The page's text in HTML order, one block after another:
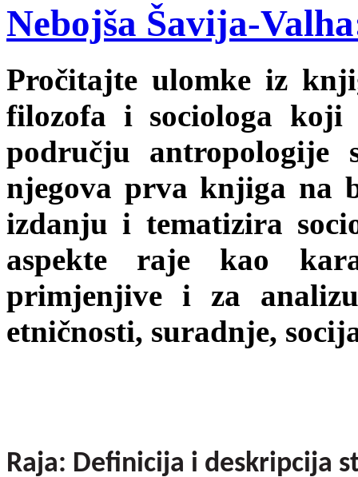
Nebojša Šavija-
Pročitajte ulomke iz
filozofa i sociologa
području antropologije
njegova prva knjiga na
izdanju i tematizira
aspekte raje kao
primjenjive i za
etničnosti, suradnje,
Raja: Definicija i deskripcija